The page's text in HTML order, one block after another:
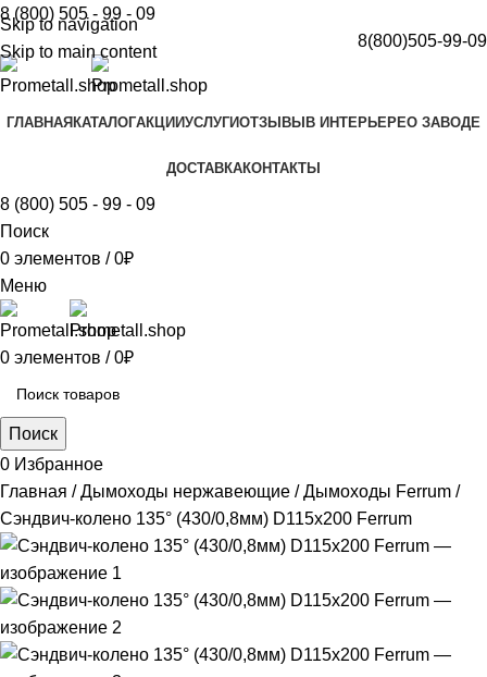
Skip to navigation
Skip to main content
8 (800) 505 - 99 - 09
8(800)505-99-09
ГЛАВНАЯКАТАЛОГАКЦИИУСЛУГИОТЗЫВЫВ ИНТЕРЬЕРЕО ЗАВОДЕ
ДОСТАВКАКОНТАКТЫ
8 (800) 505 - 99 - 09
Поиск
0 элементов / 0₽
Меню
0 элементов / 0₽
Поиск
0 Избранное
Главная
Дымоходы нержавеющие
Дымоходы Ferrum
Сэндвич-колено 135° (430/0,8мм) D115х200 Ferrum